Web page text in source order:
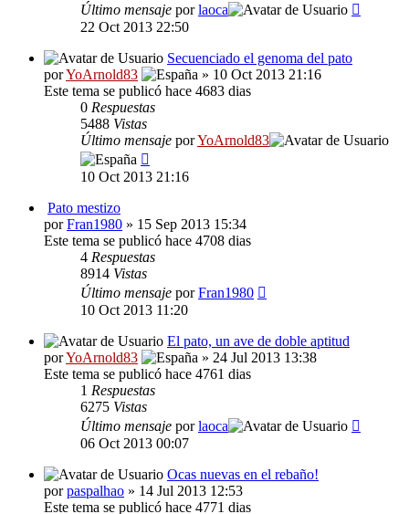
Último mensaje porlaoca
22 Oct 2013 22:50
Secuenciado el genoma del pato
porYoArnold83
» 10 Oct 2013 21:16
Este tema se publicó hace 4683 dias
0 Respuestas
5488 Vistas
Último mensaje porYoArnold83
10 Oct 2013 21:16
Pato mestizo
porFran1980 » 15 Sep 2013 15:34
Este tema se publicó hace 4708 dias
4 Respuestas
8914 Vistas
Último mensaje porFran1980
10 Oct 2013 11:20
El pato, un ave de doble aptitud
porYoArnold83
» 24 Jul 2013 13:38
Este tema se publicó hace 4761 dias
1 Respuestas
6275 Vistas
Último mensaje porlaoca
06 Oct 2013 00:07
Ocas nuevas en el rebaño!
porpaspalhao » 14 Jul 2013 12:53
Este tema se publicó hace 4771 dias